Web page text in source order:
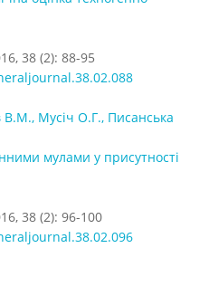
38 (2): 88-95
Мусіч О.Г., Писанська
мулами у присутності
38 (2): 96-100